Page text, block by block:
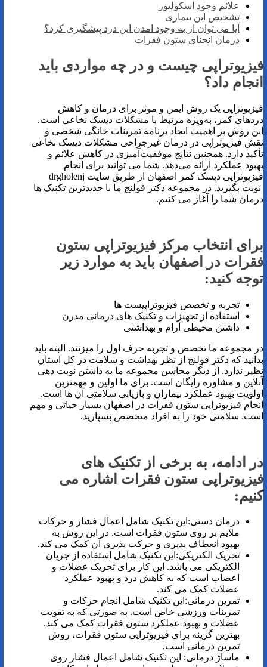
علائم وجود اسکولیوز
تشخیص این بیماری
آیا می توان از به وجود امدن این درد پیشگیری کرد؟
درمان انحنای ستون فقرات
فیزیوتراپی چیست و در چه مواردی باید
انجام داد؟
فیزیوتراپی یک روش ایمن و موثر برای درمان و کاهش
درد‌های کمر، به‌ویژه مرتبط با مشکلات دیسک نخاعی است.
این روش بر اهمیت ایجاد برنامه تمرینات خانگی شخصی و
نقش فیزیوتراپی در درمان غیرجراحی مشکلات دیسک نخاعی
تأکید دارد. همچنین نتایج موفقیت‌آمیزی در کاهش علائم و
بهبود عملکرد ارائه می‌دهد. شما می توانید برای انجام
فیزیوتراپی دیسک کمر اصفهان از طریق سایت drgholenj
نوبت بگیرید. در مجموعه دکتر قولنج ما با جدیدترین تکنیک ها
درمان شما را آغاز می کنیم.
برای انتخاب مرکز فیزیوتراپی ستون
فقرات در اصفهان باید به موارد زیر
توجه کنید:
تجربه و تخصص فیزیوتراپیست ها
استفاده از تجهیزات و تکنیک های درمانی مدرن
داشتن محیطی آرام و بهداشتی
در مجموعه ما تخصص و تجربه حرف اول را میزنند. البته باید
بدانید که دکتر قولنج از نظر بهداشت و سلامت در کل استان
نظیر ندارد. از دیگر محاسن مجموعه ما به داشتن نوبت دهی
آنلاین و مشاوره رایگان است. برای ما اولین و مهمترین
اولویت بهبود عملکرد بیماران و بازیابی سلامتی آن ها است.
انجام فیزیوتراپی ستون فقرات در اصفهان بسیار حیاتی و مهم
است. سلامتی خود را به افراد متخصص بسپارید.
در ادامه، به برخی از تکنیک های
فیزیوتراپی ستون فقرات اشاره می
کنیم:
درمان دستی:این تکنیک شامل اعمال فشار و حرکات
ملایم بر روی ستون فقرات است. در این روش به
بهبود انعطاف پذیری و حرکت پذیری آن کمک می کند.
تحریک الکتریکی:این تکنیک شامل استفاده از جریان
الکتریکی می باشد. این کار برای تحریک عضلات و
اعصاب است که به کاهش درد و بهبود عملکرد
عضلات کمک می کند.
تمرین درمانی:این تکنیک شامل انجام حرکات و
تمرینات ورزشی خاص است. به صورتی که به تقویت
عضلات و بهبود عملکرد ستون فقرات کمک می کند.
بهترین گزینه برای فیزیوتراپی ستون فقرات، روش
تمرین درمانی است.
ماساژ درمانی: این تکنیک شامل اعمال فشار روی